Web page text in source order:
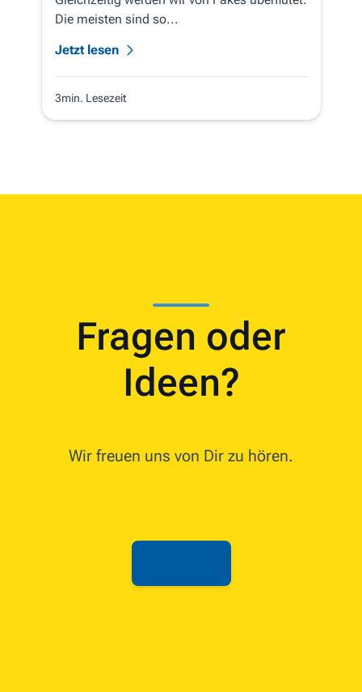
Die meisten sind so...
Jetzt lesen
3min. Lesezeit
Fragen oder
Ideen?
Wir freuen uns von Dir zu hören.